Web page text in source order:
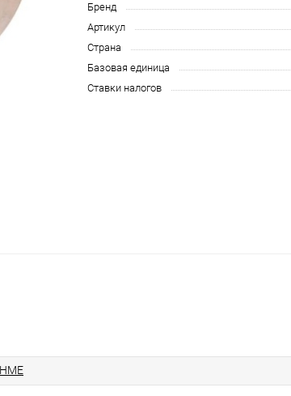
Бренд
Артикул
Страна
Базовая единица
Ставки налогов